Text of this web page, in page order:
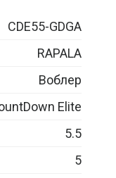
CDE55-GDGA
RAPALA
Воблер
Elite
5.5
5